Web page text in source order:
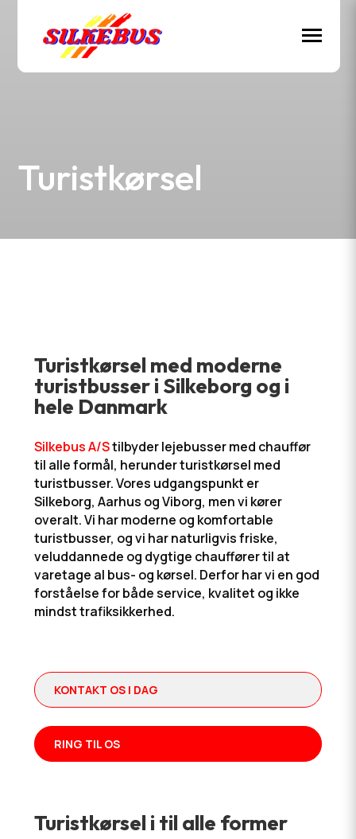
Turistkørsel
Turistkørsel med moderne
turistbusser i Silkeborg og i
hele Danmark
Silkebus A/Stilbyder lejebusser med chauffør
til alle formål, herunder turistkørsel med
turistbusser. Vores udgangspunkt er
Silkeborg, Aarhus og Viborg, men vi kører
overalt. Vi har moderne og komfortable
turistbusser, og vi har naturligvis friske,
veluddannede og dygtige chauffører til at
varetage al bus- og kørsel. Derfor har vi en god
forståelse for både service, kvalitet og ikke
mindst trafiksikkerhed.​
KONTAKT OS I DAG
RING TIL OS
Turistkørsel i til alle former